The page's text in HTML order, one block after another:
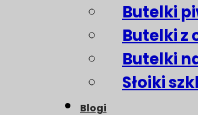
Butelki
Butelki z
Butelki
Słoiki
Blogi